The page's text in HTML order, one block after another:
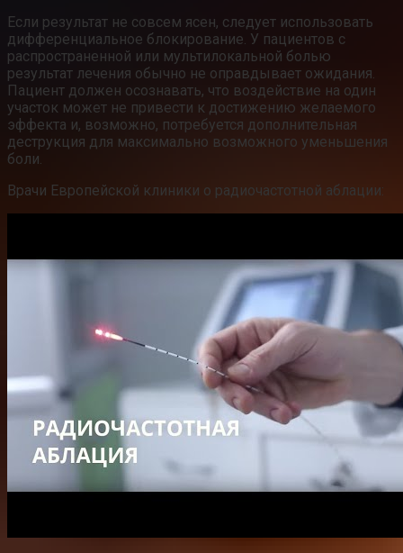
Если результат не совсем ясен, следует использовать
дифференциальное блокирование. У пациентов с
распространенной или мультилокальной болью
результат лечения обычно не оправдывает ожидания.
Пациент должен осознавать, что воздействие на один
участок может не привести к достижению желаемого
эффекта и, возможно, потребуется дополнительная
деструкция для максимально возможного уменьшения
боли.
Врачи Европейской клиники о радиочастотной аблации: